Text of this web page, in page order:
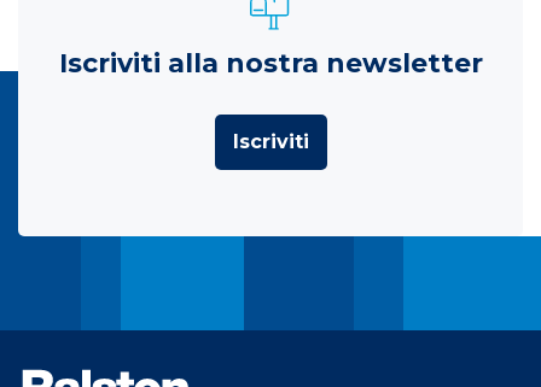
Iscriviti alla nostra newsletter
Iscriviti